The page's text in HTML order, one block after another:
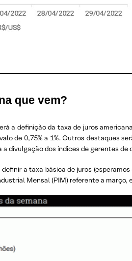
que vem?
a definição da taxa de juros
de 0,75% a 1%. Outros destaques
a divulgação dos índices de gerentes
a taxa básica de juros
Mensal (PIM) referente a